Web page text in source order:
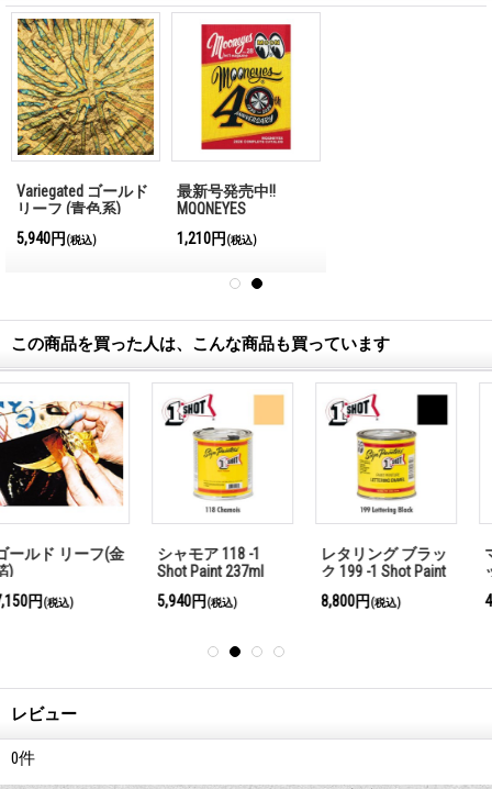
Variegated ゴールド
リーフ (青色系)
5,940円 (税込)
最新号発売中!!
MQQNEYES
Magazine No.28 2026
1,210円 (税込)
この商品を買った人は、こんな商品も買っています
シャモア 118 -1
5,940円(税込)
レタリング ブラッ
ク 199 -1 Shot Paint
8,800円(税込)
マックブラシ ジェ
ットストローク 単
4,180円(税込)
レビュー
0件